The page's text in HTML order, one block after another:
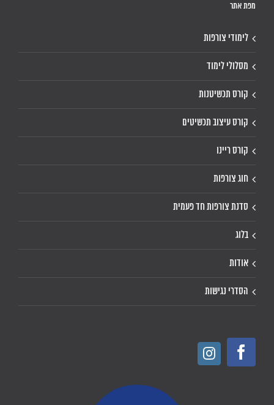
מפת אתר
לימודי צורפות
מסלולי לימוד
קורס תכשיטנות
קורס עיצוב תכשיטים
קורס ריינו
חוג צורפות
סדנת צורפות חד פעמית
בלוג
אודות
הסדרי נגישות